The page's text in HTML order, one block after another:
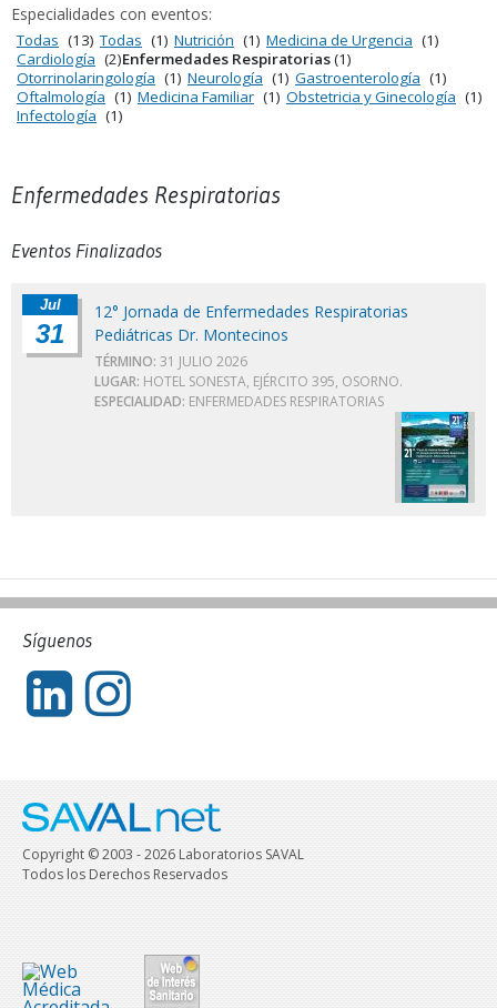
Especialidades con eventos:
Todas (13) Todas (1) Nutrición (1) Medicina de Urgencia (1)
Cardiología (2)Enfermedades Respiratorias(1)
Otorrinolaringología (1) Neurología (1) Gastroenterología (1)
Oftalmología (1) Medicina Familiar (1) Obstetricia y Ginecología (1)
Infectología (1)
Enfermedades Respiratorias
Eventos Finalizados
Jul
31
12° Jornada de Enfermedades Respiratorias
Pediátricas Dr. Montecinos
TÉRMINO: 31 JULIO 2026
LUGAR: HOTEL SONESTA, EJÉRCITO 395, OSORNO.
ESPECIALIDAD: ENFERMEDADES RESPIRATORIAS
Síguenos
Copyright © 2003 - 2026 Laboratorios SAVAL
Todos los Derechos Reservados